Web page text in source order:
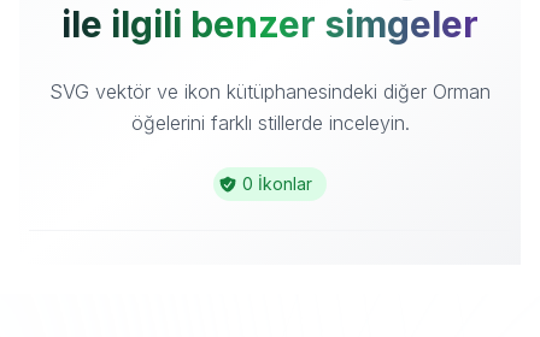
ile ilgili benzer simgeler
SVG vektör ve ikon kütüphanesindeki diğer Orman
öğelerini farklı stillerde inceleyin.
0 İkonlar